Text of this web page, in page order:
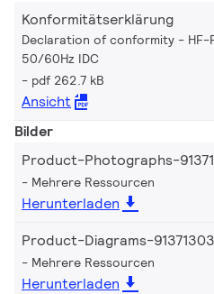
Konformitätserklärung
Declaration of conformity - HF-
50/60Hz IDC
pdf 262.7 kB
Ansicht
Bilder
Product-Photographs-
Mehrere Ressourcen
Herunterladen
Product-Diagrams-
Mehrere Ressourcen
Herunterladen